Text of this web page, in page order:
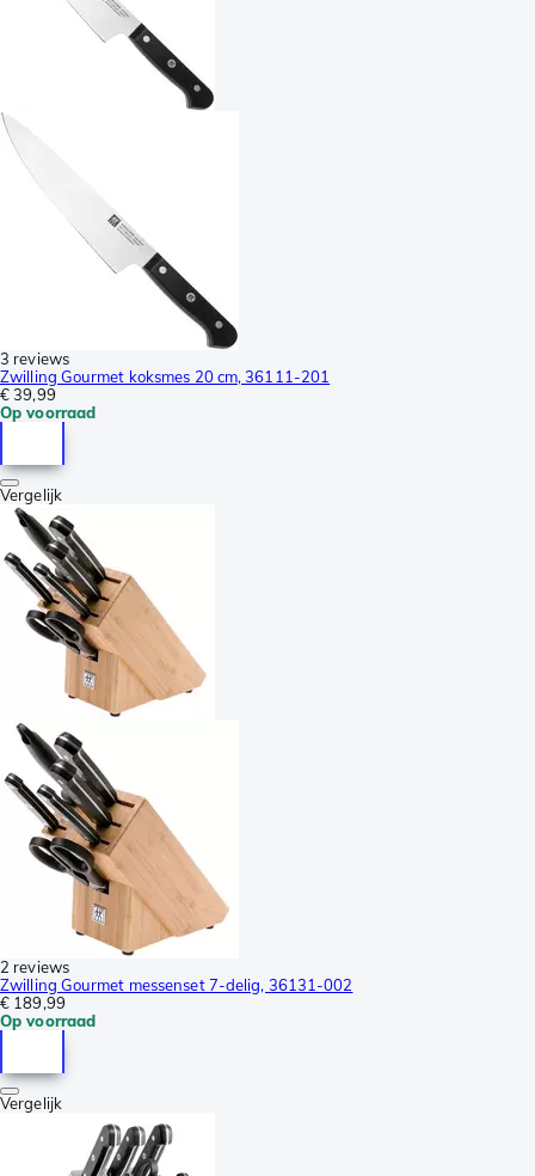
3 reviews
Zwilling Gourmet koksmes 20 cm, 36111-201
€ 39,99
Op voorraad
Vergelijk
2 reviews
Zwilling Gourmet messenset 7-delig, 36131-002
€ 189,99
Op voorraad
Vergelijk